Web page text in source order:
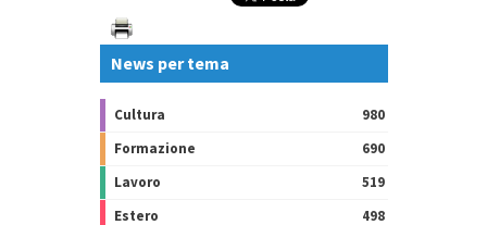
News per tema
Cultura
980
Formazione
690
Lavoro
519
Estero
498